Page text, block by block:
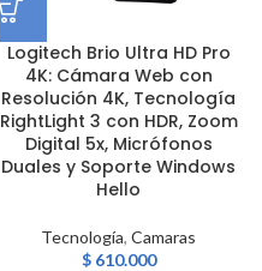
Logitech Brio Ultra HD Pro
4K: Cámara Web con
Resolución 4K, Tecnología
RightLight 3 con HDR, Zoom
Digital 5x, Micrófonos
Duales y Soporte Windows
Hello
Tecnología, Camaras
$610.000